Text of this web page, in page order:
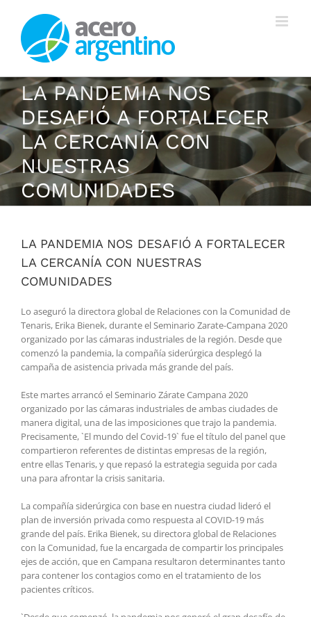
contenido
LA PANDEMIA NOS
DESAFIÓ A FORTALECER
LA CERCANÍA CON
NUESTRAS
COMUNIDADES
LA PANDEMIA NOS DESAFIÓ A FORTALECER
LA CERCANÍA CON NUESTRAS
COMUNIDADES
Lo aseguró la directora global de Relaciones con la Comunidad de
Tenaris, Erika Bienek, durante el Seminario Zarate-Campana 2020
organizado por las cámaras industriales de la región. Desde que
comenzó la pandemia, la compañía siderúrgica desplegó la
campaña de asistencia privada más grande del país.
Este martes arrancó el Seminario Zárate Campana 2020
organizado por las cámaras industriales de ambas ciudades de
manera digital, una de las imposiciones que trajo la pandemia.
Precisamente, `El mundo del Covid-19` fue el título del panel que
compartieron referentes de distintas empresas de la región,
entre ellas Tenaris, y que repasó la estrategia seguida por cada
una para afrontar la crisis sanitaria.
La compañía siderúrgica con base en nuestra ciudad lideró el
plan de inversión privada como respuesta al COVID-19 más
grande del país. Erika Bienek, su directora global de Relaciones
con la Comunidad, fue la encargada de compartir los principales
ejes de acción, que en Campana resultaron determinantes tanto
para contener los contagios como en el tratamiento de los
pacientes críticos.